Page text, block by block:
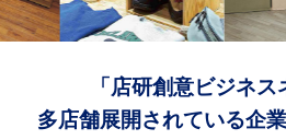
「店研創意ビジネス
多店舗展開されている企